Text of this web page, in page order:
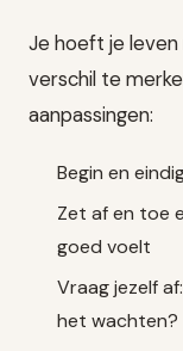
Je hoeft je
verschil te
aanpassingen:
Begin en
Zet af en toe
goed voelt
Vraag jezelf
het wachten?